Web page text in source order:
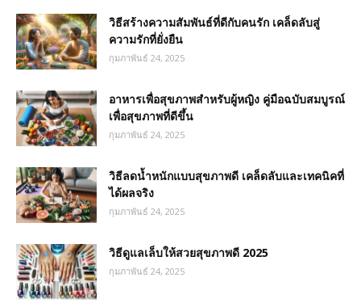
วิธีสร้างความสัมพันธ์ที่ดีกับคนรัก เคล็ดลับสู่
ความรักที่ยั่งยืน
กุมภาพันธ์ 24, 2025
อาหารเพื่อสุขภาพสำหรับผู้หญิง คู่มือฉบับสมบูรณ์
เพื่อสุขภาพที่ดีขึ้น
กุมภาพันธ์ 24, 2025
วิธีลดน้ำหนักแบบสุขภาพดี เคล็ดลับและเทคนิคที่
ได้ผลจริง
กุมภาพันธ์ 24, 2025
วิธีดูแลเล็บให้สวยสุขภาพดี 2025
กุมภาพันธ์ 24, 2025